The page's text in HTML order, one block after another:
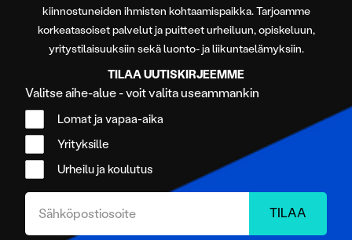
kiinnostuneiden ihmisten kohtaamispaikka. Tarjoamme
korkeatasoiset palvelut ja puitteet urheiluun, opiskeluun,
yritystilaisuuksiin sekä luonto- ja liikuntaelämyksiin.
TILAA UUTISKIRJEEMME
Valitse aihe-alue - voit valita useammankin
Lomat ja vapaa-aika
Yrityksille
Urheilu ja koulutus